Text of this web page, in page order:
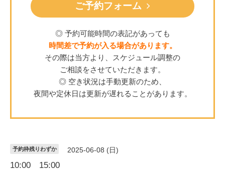
ご予約フォーム
◎ 予約可能時間の表記があっても
時間差で予約が入る場合があります。
その際は当方より、スケジュール調整の
ご相談をさせていただきます。
◎ 空き状況は手動更新のため、
夜間や定休日は更新が遅れることがあります。
予約枠残りわずか 2025-06-08 (日)
10:00 15:00